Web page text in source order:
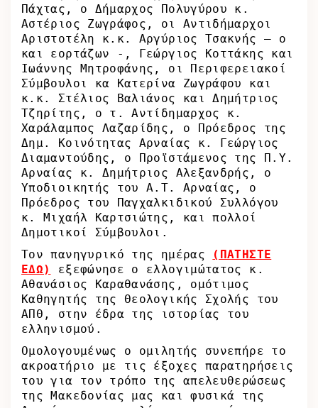
Πάχτας, ο Δήμαρχος Πολυγύρου κ.
Αστέριος Ζωγράφος, οι Αντιδήμαρχοι
Αριστοτέλη κ.κ. Αργύριος Τσακνής – ο
και εορτάζων -, Γεώργιος Κοττάκης και
Ιωάννης Μητροφάνης, οι Περιφερειακοί
Σύμβουλοι κα Κατερίνα Ζωγράφου και
κ.κ. Στέλιος Βαλιάνος και Δημήτριος
Τζηρίτης, ο τ. Αντίδημαρχος κ.
Χαράλαμπος Λαζαρίδης, ο Πρόεδρος της
Δημ. Κοινότητας Αρναίας κ. Γεώργιος
Διαμαντούδης, ο Προϊστάμενος της Π.Υ.
Αρναίας κ. Δημήτριος Αλεξανδρής, ο
Υποδιοικητής του Α.Τ. Αρναίας, ο
Πρόεδρος του Παγχαλκιδικού Συλλόγου
κ. Μιχαήλ Καρτσιώτης, και πολλοί
Δημοτικοί Σύμβουλοι.
Τον πανηγυρικό της ημέρας
(ΠΑΤΗΣΤΕ
ΕΔΩ)
εξεφώνησε ο ελλογιμώτατος κ.
Αθανάσιος Καραθανάσης, ομότιμος
Καθηγητής της Θεολογικής Σχολής του
ΑΠΘ, στην έδρα της ιστορίας του
ελληνισμού.
Ομολογουμένως ο ομιλητής συνεπήρε το
ακροατήριο με τις έξοχες παρατηρήσεις
του για τον τρόπο της απελευθερώσεως
της Μακεδονίας μας και φυσικά της